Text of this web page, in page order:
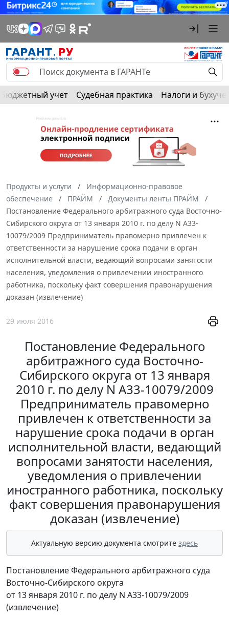
Бюджетный учет Судебная практика Налоги и
Продукты и услуги
Информационно-правовое
обеспечение
ПРАЙМ
Документы ленты ПРАЙМ
Постановление Федерального арбитражного суда Восточно-
Сибирского округа от 13 января 2010 г. по делу N А33-
10079/2009 Предприниматель правомерно привлечен к
ответственности за нарушение срока подачи в орган
исполнительной власти, ведающий вопросами занятости
населения, уведомления о привлечении иностранного
работника, поскольку факт совершения правонарушения
доказан (извлечение)
29 июля 2016
Постановление Федерального
арбитражного суда Восточно-
Сибирского округа от 13 января
2010 г. по делу N А33-10079/2009
Предприниматель правомерно
привлечен к ответственности за
нарушение срока подачи в орган
исполнительной власти, ведающий
вопросами занятости населения,
уведомления о привлечении
иностранного работника, поскольку
факт совершения правонарушения
доказан (извлечение)
Актуальную версию документа смотрите здесь
Постановление Федерального арбитражного суда
Восточно-Сибирского округа
от 13 января 2010 г. по делу N А33-10079/2009
(извлечение)